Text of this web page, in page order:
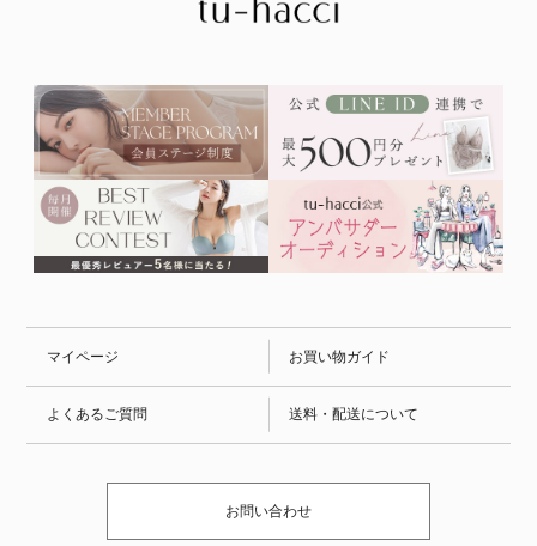
マイページ お買い物ガイド
よくあるご質問 送料・配送について
お問い合わせ